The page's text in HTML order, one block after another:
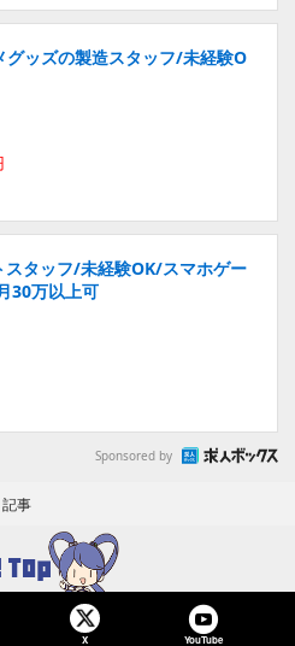
グッズの製造スタッフ/未経験O
タッフ/未経験OK/スマホゲー
30万以上可
Sponsored by
記事
X YouTube